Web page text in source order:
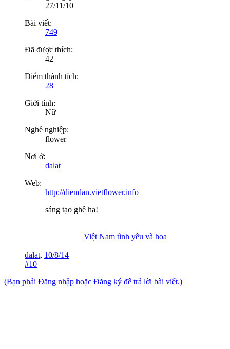
27/11/10
Bài viết:
749
Đã được thích:
42
Điểm thành tích:
28
Giới tính:
Nữ
Nghề nghiệp:
flower
Nơi ở:
dalat
Web:
http://diendan.vietflower.info
sáng tạo ghê ha!
Việt Nam tình yêu và hoa
dalat, 10/8/14
#10
(Bạn phải Đăng nhập hoặc Đăng ký để trả lời bài viết.)